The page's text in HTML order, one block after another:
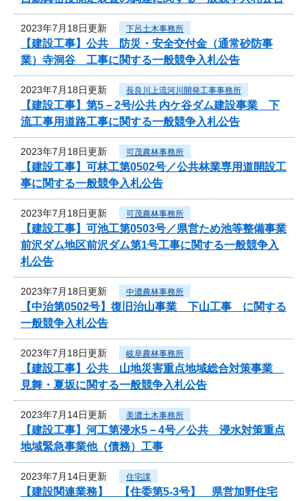
2023年7月18日更新 下呂土木事務所
【建設工事】公共 防災・安全交付金（通常砂防事
業）寺洞谷 工事に関する一般競争入札公告
2023年7月18日更新 長良川上流河川開発工事事務所
【建設工事】第5－2号/公共 内ケ谷ダム建設事業 下
流工事用道路工事に関する一般競争入札公告
2023年7月18日更新 可茂農林事務所
【建設工事】可林工第0502号／公共林業専用道開設工
事に関する一般競争入札公告
2023年7月18日更新 可茂農林事務所
【建設工事】可池工第0503号／県営ため池等整備事業
前沢ダム地区前沢ダム第1号工事に関する一般競争入
札公告
2023年7月18日更新 中濃農林事務所
【中治第0502号】復旧治山事業 下山工事 に関する
一般競争入札公告
2023年7月18日更新 岐阜農林事務所
【建設工事】公共 山地災害重点地域総合対策事業
見舞・夏坂に関する一般競争入札公告
2023年7月14日更新 美濃土木事務所
【建設工事】河工第浸水5－4号／公共 浸水対策重点
地域緊急事業他（債務）工事
2023年7月14日更新 住宅課
【建設関連業務】 【住委第5-3号】 県営加野住宅